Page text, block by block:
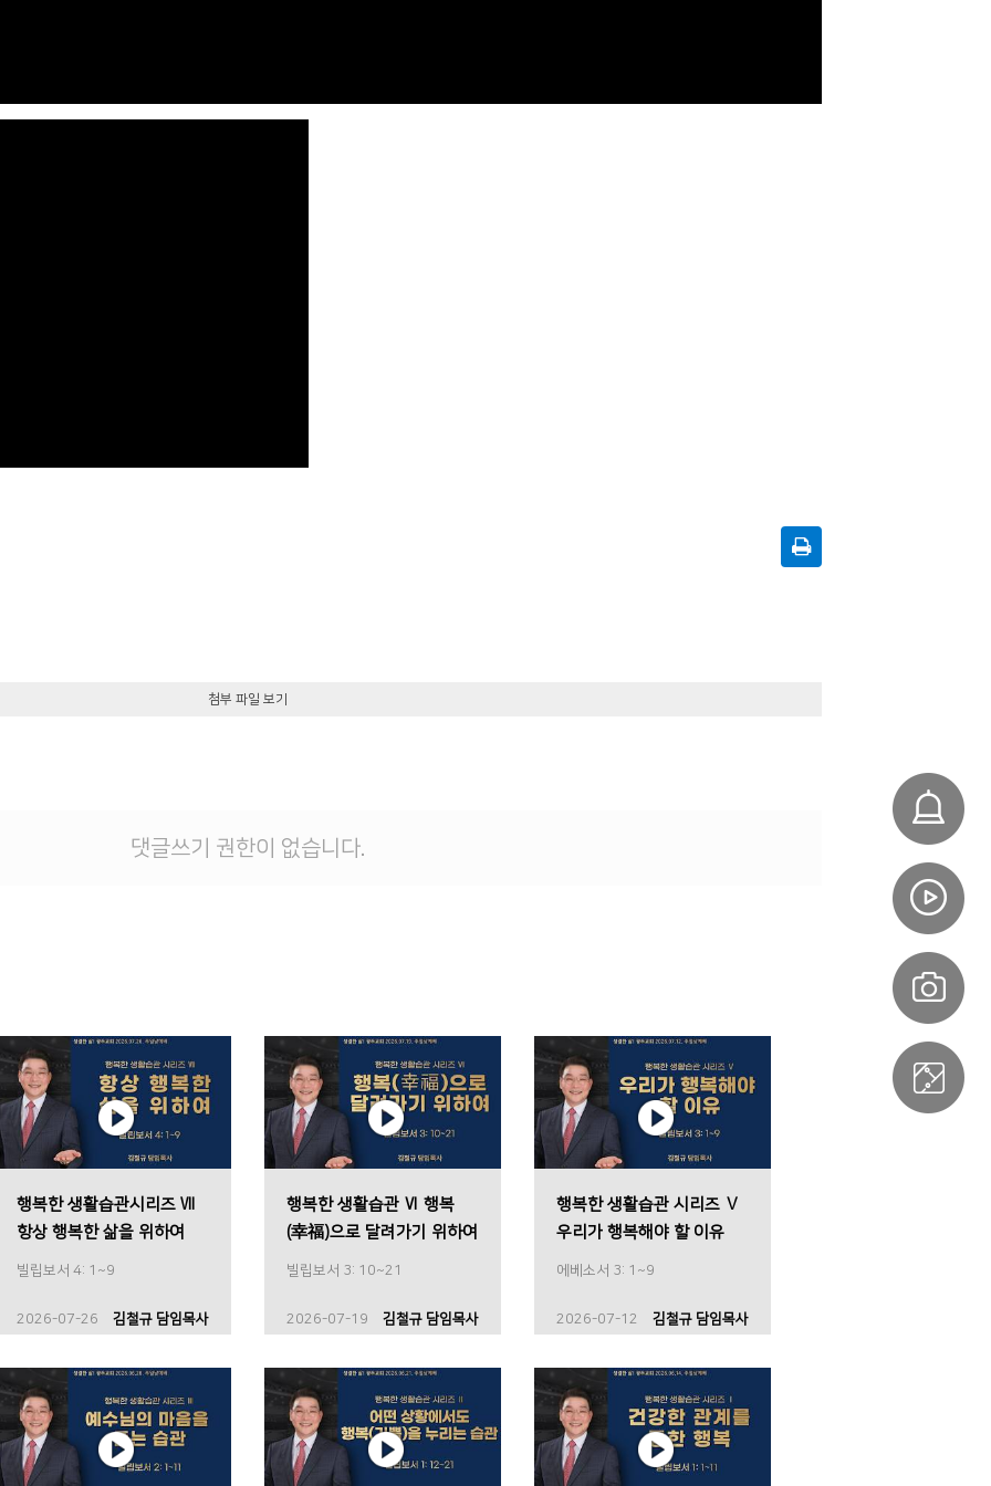
첨부 파일 보기
댓글쓰기 권한이 없습니다.
행복한 생활습관시리즈 Ⅶ
항상 행복한 삶을 위하여
빌립보서 4: 1~9
2026-07-26 김철규 담임목사
행복한 생활습관 Ⅵ 행복
(幸福)으로 달려가기 위하여
빌립보서 3: 10~21
2026-07-19 김철규 담임목사
행복한 생활습관 시리즈 Ⅴ
우리가 행복해야 할 이유
에베소서 3: 1~9
2026-07-12 김철규 담임목사